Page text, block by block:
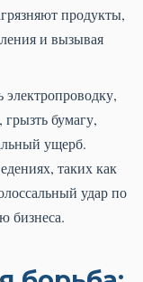
продукты,
и вызывая
бумагу,
ущерб.
таких как
удар по
бизнеса.